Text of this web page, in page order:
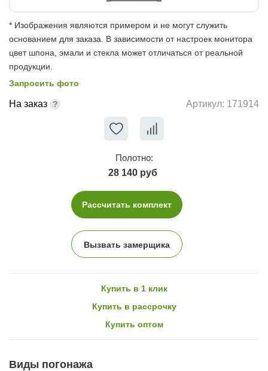
* Изображения являются примером и не могут служить
основанием для заказа. В зависимости от настроек монитора
цвет шпона, эмали и стекла может отличаться от реальной
продукции.
Запросить фото
На заказ Артикул: 171914
Полотно:
28 140 руб
Рассчитать комплект
Вызвать замерщика
Купить в 1 клик
Купить в рассрочку
Купить оптом
Виды погонажа